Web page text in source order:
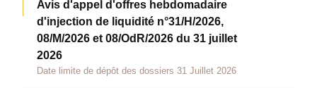
Avis d'appel d'offres hebdomadaire
d'injection de liquidité n°31/H/2026,
08/M/2026 et 08/OdR/2026 du 31 juillet
2026
Date limite de dépôt des dossiers 31 Juillet 2026